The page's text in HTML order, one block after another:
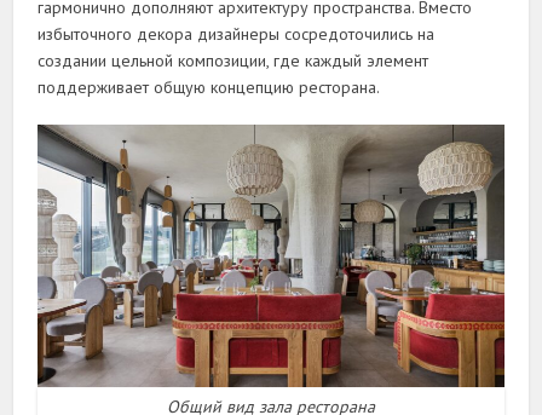
гармонично дополняют архитектуру пространства. Вместо
избыточного декора дизайнеры сосредоточились на
создании цельной композиции, где каждый элемент
поддерживает общую концепцию ресторана.
Общий вид зала ресторана